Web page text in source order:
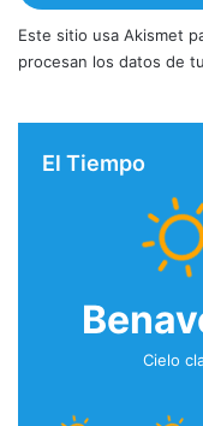
Este sitio usa Akismet
procesan los datos de
El Tiempo
Cielo